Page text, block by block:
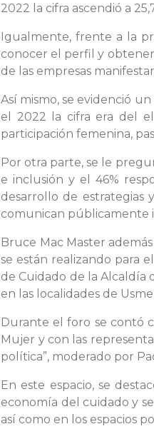
2022 la cifra ascendió a
Igualmente, frente a la
conocer el perfil y
de las empresas
Así mismo, se evidenció
el 2022 la cifra era del
participación femenina,
Por otra parte, se le
e inclusión y el 46%
desarrollo de estrategias
comunican públicamente
Bruce Mac Master
se están realizando para
de Cuidado de la Alcaldía
en las localidades de
Durante el foro se contó
Mujer y con las
política”, moderado por
En este espacio, se
economía del cuidado y
así como en los espacios